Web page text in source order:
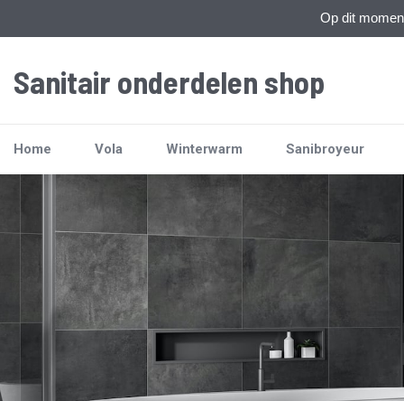
Op dit
Sanitair onderdelen shop
Home Vola Winterwarm Sanibroyeur